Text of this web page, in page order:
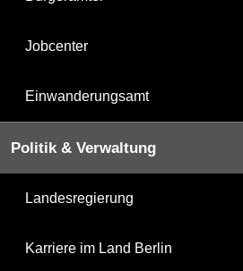
Jobcenter
Einwanderungsamt
Politik & Verwaltung
Landesregierung
Karriere im Land Berlin